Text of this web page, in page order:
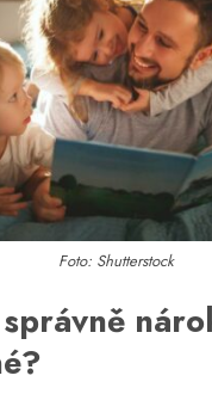
Foto: Shutterstock